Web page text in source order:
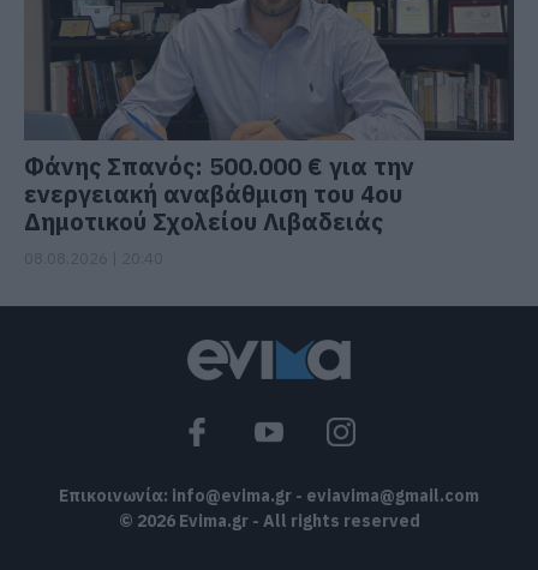
Φάνης Σπανός: 500.000 € για την
ενεργειακή αναβάθμιση του 4ου
Δημοτικού Σχολείου Λιβαδειάς
Επικοινωνία: info@evima.gr - eviavima@gmail.com
© 2026 Evima.gr - All rights reserved